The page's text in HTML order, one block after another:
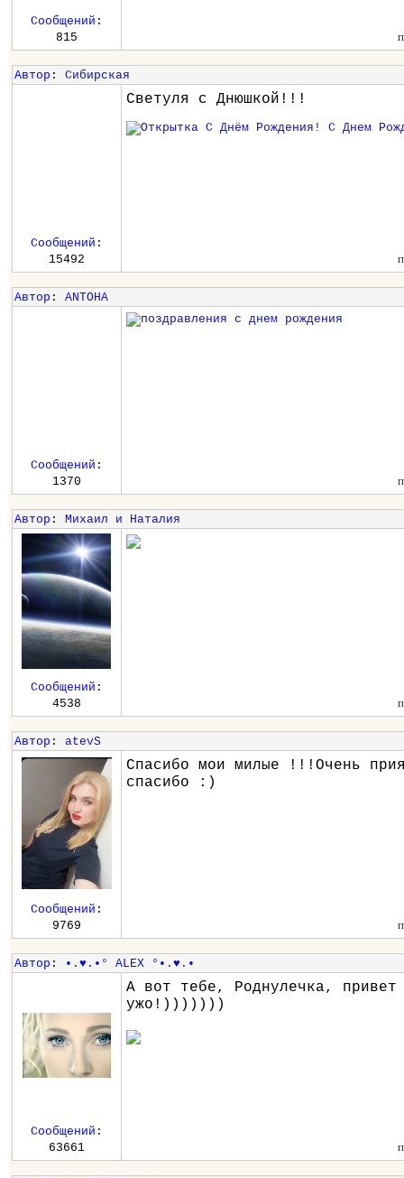
Сообщений :
815
Автор : Сибирская
Светуля с Днюшкой!!!
Сообщений :
15492
Автор : ANTOHA
Сообщений :
1370
Автор : Михаил и Наталия
Сообщений :
4538
Автор : atevS
Спасибо мои милые !!!Очень
спасибо :)
Сообщений :
9769
Автор : •.♥.•° ALEX °•.♥.•
А вот тебе, Роднулечка, привет
ужо!)))))))
Сообщений :
63661